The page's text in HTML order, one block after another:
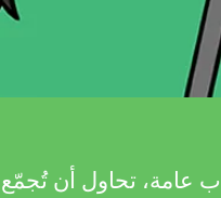
عامة، تحاول أن